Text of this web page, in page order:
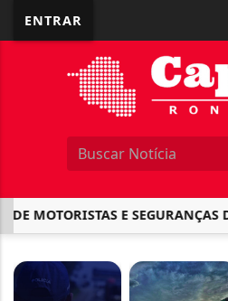
ENTRAR
MOTORISTAS E SEGURANÇAS